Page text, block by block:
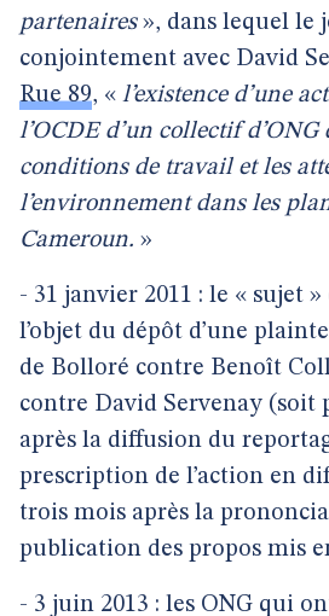
partenaires», dans lequel le
conjointement avec David
Rue 89, « l’existence d’une
l’OCDE d’un collectif
conditions de travail et les
l’environnement dans les
Cameroun. »
- 31 janvier 2011 : le « sujet
l’objet du dépôt d’une
de Bolloré contre Benoît
contre David Servenay (soit
après la diffusion du
prescription de l’action en
trois mois après la
publication des propos mis
- 3 juin 2013 : les ONG qui